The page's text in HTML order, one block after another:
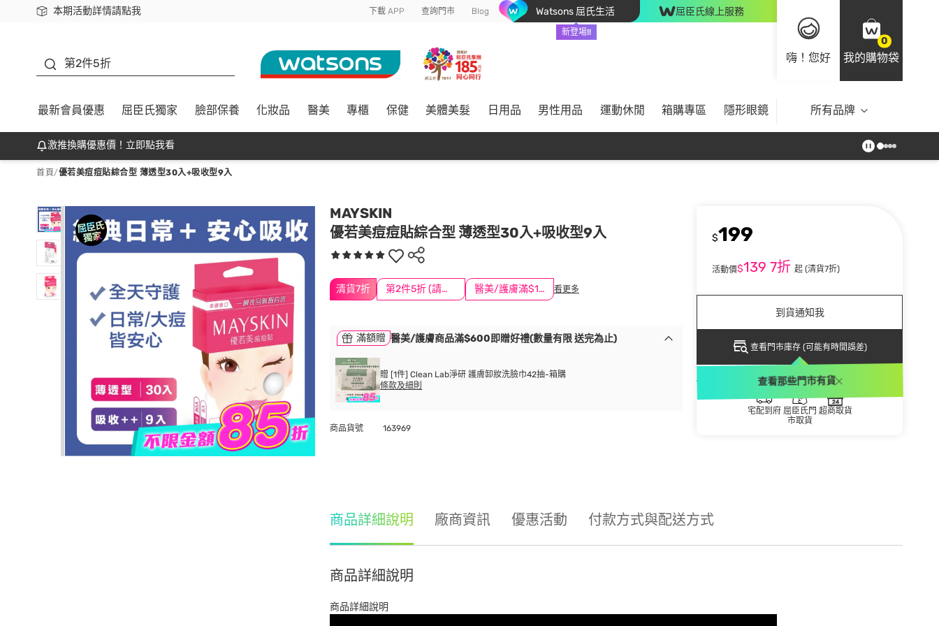
本期活動詳情請點我
下載app最高回饋$350 下載 APP 查詢門市 Blog Watsons 屈氏生活
新登場!!
屈臣氏線上服務
嗨！您好
0
我的購物袋
第2件5折
最新會員優惠 屈臣氏獨家 臉部保養 化妝品 醫美 專櫃 保健 美體美髮 日用品 男性用品 運動休閒 箱購專區 隱形眼鏡 所有品牌
激推換購優惠價！立即點我看
首頁/優若美痘痘貼綜合型 薄透型30入+吸收型9入
MAYSKIN
優若美痘痘貼綜合型 薄透型30入+吸收型9入
清貨7折 第2件5折 (請任選2件商品) 醫美/護膚滿$1200送$200 看更多
$199
活動價$139 7折 起 (清貨7折)
到貨通知我
查看門市庫存 (可能有時間誤差)
查看那些門市有貨
配送方式
宅配到府 屈臣氏門
市取貨
超商取貨
滿額贈 醫美/護膚商品滿$600即贈好禮(數量有限 送完為止)
贈 [1件] Clean Lab淨研 護膚卸妝洗臉巾42抽-箱購
條款及細則
商品貨號 163969
商品詳細說明 廠商資訊 優惠活動 付款方式與配送方式
商品詳細說明
商品詳細說明